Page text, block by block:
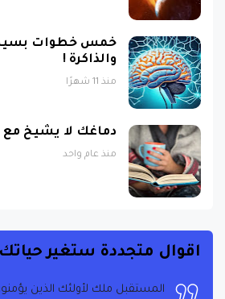
خمس خطوات بسيطة
والذاكرة !
منذ 11 شهرًا
دماغك لا يشيخ مع
منذ عام واحد
اقوال متجددة ستغير
المستقبل ملك لأولئك الذين